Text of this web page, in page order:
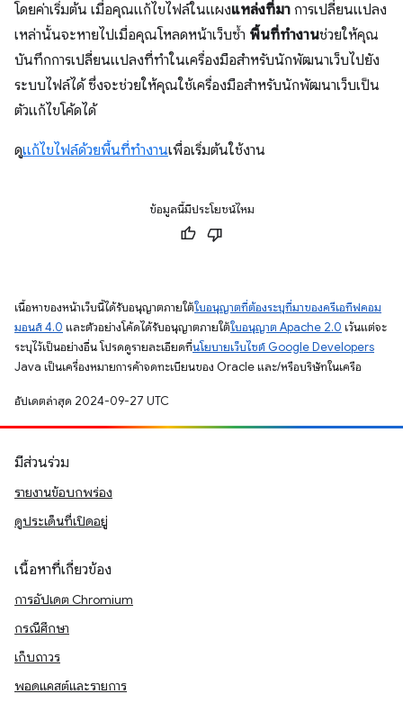
โดยค่าเริ่มต้น เมื่อคุณแก้ไขไฟล์ในแผงแหล่งที่มา การเปลี่ยนแปลง
เหล่านั้นจะหายไปเมื่อคุณโหลดหน้าเว็บซ้ำ พื้นที่ทำงานช่วยให้คุณ
บันทึกการเปลี่ยนแปลงที่ทำในเครื่องมือสำหรับนักพัฒนาเว็บไปยัง
ระบบไฟล์ได้ ซึ่งจะช่วยให้คุณใช้เครื่องมือสำหรับนักพัฒนาเว็บเป็น
ตัวแก้ไขโค้ดได้
ดูแก้ไขไฟล์ด้วยพื้นที่ทำงานเพื่อเริ่มต้นใช้งาน
ข้อมูลนี้มีประโยชน์ไหม
เนื้อหาของหน้าเว็บนี้ได้รับอนุญาตภายใต้ใบอนุญาตที่ต้องระบุที่มาของครีเอทีฟคอม
มอนส์ 4.0 และตัวอย่างโค้ดได้รับอนุญาตภายใต้ใบอนุญาต Apache 2.0 เว้นแต่จะ
ระบุไว้เป็นอย่างอื่น โปรดดูรายละเอียดที่นโยบายเว็บไซต์ Google Developers
Java เป็นเครื่องหมายการค้าจดทะเบียนของ Oracle และ/หรือบริษัทในเครือ
อัปเดตล่าสุด 2024-09-27 UTC
มีส่วนร่วม
รายงานข้อบกพร่อง
ดูประเด็นที่เปิดอยู่
เนื้อหาที่เกี่ยวข้อง
การอัปเดต Chromium
กรณีศึกษา
เก็บถาวร
พอดแคสต์และรายการ